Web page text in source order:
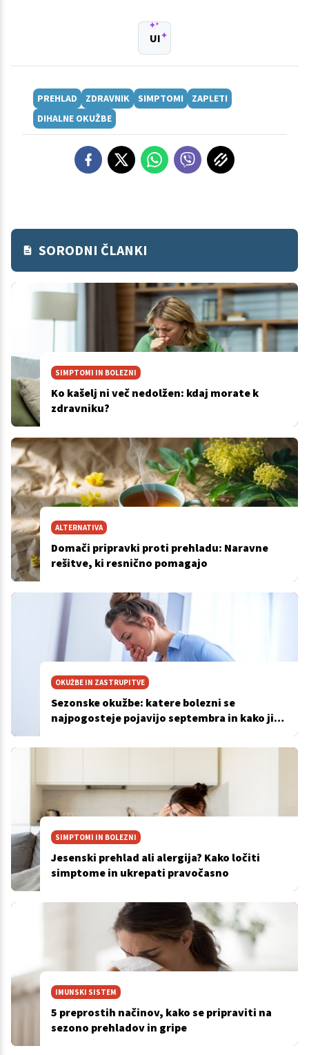
UI
PREHLAD ZDRAVNIK SIMPTOMI
ZAPLETI
DIHALNE OKUŽBE
SORODNI ČLANKI
SIMPTOMI IN BOLEZNI
Ko kašelj ni več nedolžen: kdaj morate k
zdravniku?
ALTERNATIVA
Domači pripravki proti prehladu: Naravne
rešitve, ki resnično pomagajo
OKUŽBE IN ZASTRUPITVE
Sezonske okužbe: katere bolezni se
najpogosteje pojavijo septembra in kako jih
SIMPTOMI IN BOLEZNI
Jesenski prehlad ali alergija? Kako ločiti
simptome in ukrepati pravočasno
IMUNSKI SISTEM
5 preprostih načinov, kako se pripraviti na
sezono prehladov in gripe